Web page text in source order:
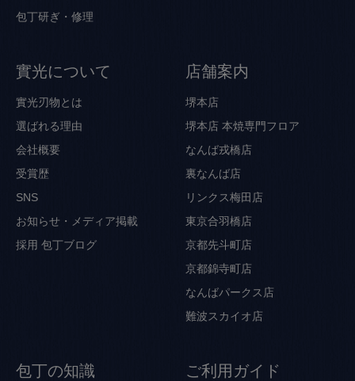
包丁研ぎ・修理
實光について
實光刃物とは
選ばれる理由
会社概要
受賞歴
SNS
お知らせ・メディア掲載
採用 包丁ブログ
店舗案内
堺本店
堺本店 本焼専門フロア
なんば戎橋店
裏なんば店
リンクス梅田店
東京合羽橋店
京都先斗町店
京都錦寺町店
なんばパークス店
難波スカイオ店
包丁の知識 ご利用ガイド